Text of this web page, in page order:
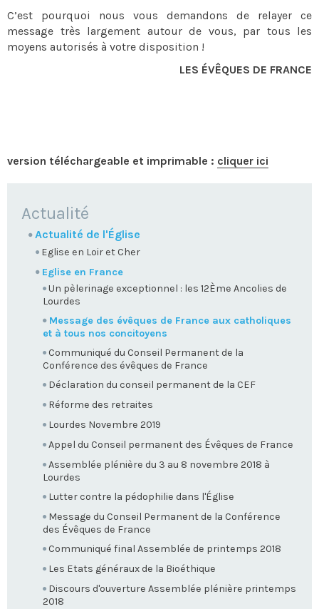
C’est pourquoi nous vous demandons de relayer ce
message très largement autour de vous, par tous les
moyens autorisés à votre disposition !
LES ÉVÊQUES DE FRANCE
version téléchargeable et imprimable : cliquer ici
NAVIGATION
Actualité
Actualité de l'Église
Eglise en Loir et Cher
Eglise en France
Un pèlerinage exceptionnel : les 12Ème Ancolies de
Lourdes
Message des évêques de France aux catholiques
et à tous nos concitoyens
Communiqué du Conseil Permanent de la
Conférence des évêques de France
Déclaration du conseil permanent de la CEF
Réforme des retraites
Lourdes Novembre 2019
Appel du Conseil permanent des Évêques de France
Assemblée plénière du 3 au 8 novembre 2018 à
Lourdes
Lutter contre la pédophilie dans l'Église
Message du Conseil Permanent de la Conférence
des Évêques de France
Communiqué final Assemblée de printemps 2018
Les Etats généraux de la Bioéthique
Discours d'ouverture Assemblée plénière printemps
2018